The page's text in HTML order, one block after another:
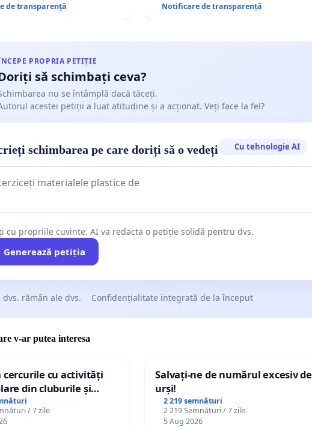
de transparență
Notificare de transparență
PROPRIA PETIȚIE
să schimbați ceva?
nu se întâmplă dacă tăceți.
acestei petiții a luat atitudine și a acționat. Veți face la fel?
schimbarea pe care doriți să o vedeți Cu tehnologie AI
cu propriile cuvinte. AI va redacta o petiție solidă pentru dvs.
Generează petiția
dvs. rămân ale dvs. Confidențialitate integrată de la început
v-ar putea interesa
cercurile cu activități
din cluburile și
/ 7 zile
Salvați-ne de numărul excesiv de
urși!
2 219 semnături
2 219 Semnături / 7 zile
5 Aug 2026